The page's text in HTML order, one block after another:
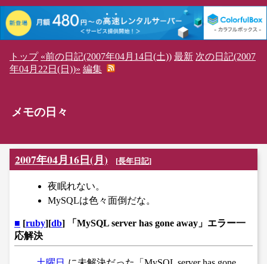
トップ «前の日記(2007年04月14日(土)) 最新 次の日記(2007
年04月22日(日))» 編集
メモの日々
2007年04月16日(月) [長年日記]
夜眠れない。
MySQLは色々面倒だな。
■ [ruby][db] 「MySQL server has gone away」エラー一
応解決